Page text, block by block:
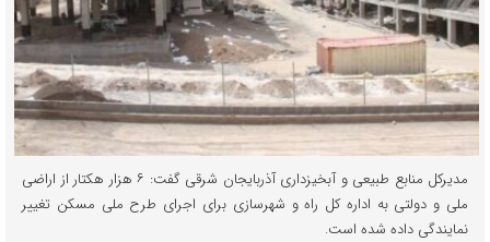
مدیرکل منابع طبیعی و آبخیزداری آذربایجان شرقی گفت: ۶ هزار هکتار از اراضی
ملی و دولتی به اداره کل راه و شهرسازی برای اجرای طرح ملی مسکن تغییر
نمایندگی داده شده است.